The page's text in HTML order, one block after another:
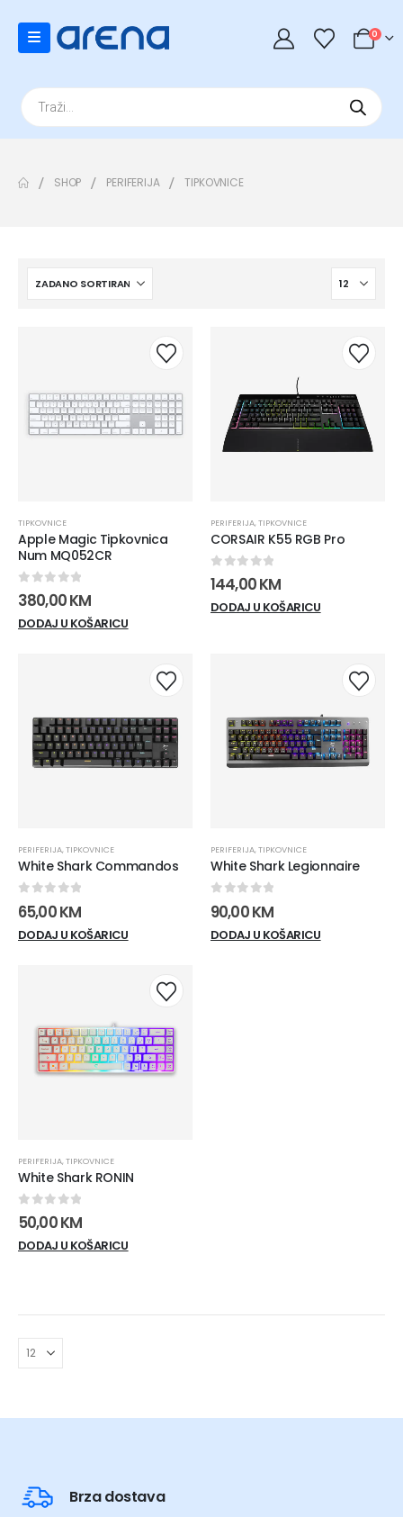
0
Products
search
SHOP PERIFERIJA TIPKOVNICE
TIPKOVNICE
Apple Magic Tipkovnica
Num MQ052CR
0out of 5
380,00KM
DODAJ U KOŠARICU
PERIFERIJA,TIPKOVNICE
CORSAIR K55 RGB Pro
0 out of 5
144,00KM
DODAJ U KOŠARICU
PERIFERIJA,TIPKOVNICE
White Shark Commandos
0 out of 5
65,00KM
DODAJ U KOŠARICU
PERIFERIJA,TIPKOVNICE
White Shark Legionnaire
0 out of 5
90,00KM
DODAJ U KOŠARICU
PERIFERIJA,TIPKOVNICE
White Shark RONIN
0out of 5
50,00KM
DODAJ U KOŠARICU
Brza dostava